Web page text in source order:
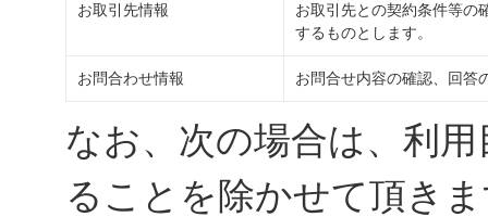
お取引先情報
お取引先との契約条件等の
するものとします。
お問合わせ情報 お問合せ内容の確認、回答
なお、次の場合は、利
ることを除かせて頂き